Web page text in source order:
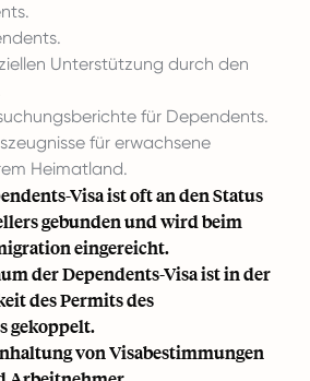
Unterstützung durch den
für Dependents.
für erwachsene
Heimatland.
Visa ist oft an den Status
gebunden und wird beim
eingereicht.
der Dependents-Visa ist in der
des Permits des
gekoppelt.
von Visabestimmungen